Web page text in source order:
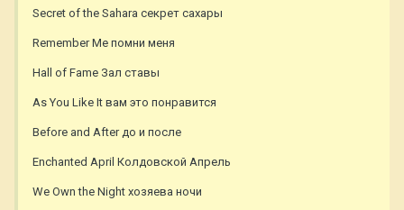
Secret of the Sahara секрет сахары
Remember Me помни меня
Hall of Fame Зал ставы
As You Like It вам это понравится
Before and After до и после
Enchanted April Колдовской Апрель
We Own the Night хозяева ночи